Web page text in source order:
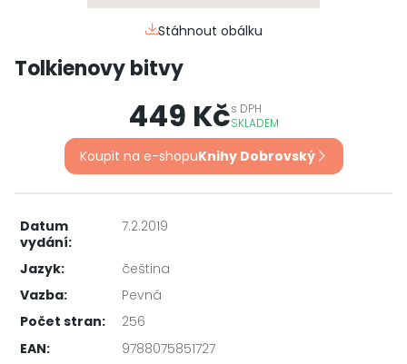
Stáhnout obálku
Tolkienovy bitvy
449 Kčs DPH
SKLADEM
Koupit na e-shopuKnihy Dobrovský
Datum
vydání:
7.2.2019
Jazyk:
čeština
Vazba:
Pevná
Počet stran:
256
EAN:
9788075851727